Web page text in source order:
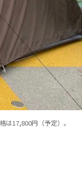
17,800円（予定）。